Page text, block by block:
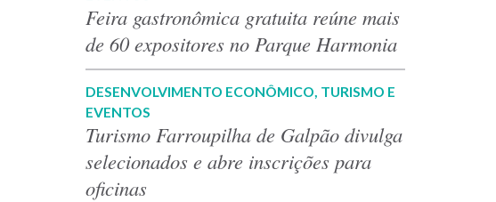
Feira gastronômica gratuita reúne mais
de 60 expositores no Parque Harmonia
DESENVOLVIMENTO ECONÔMICO, TURISMO E
EVENTOS
Turismo Farroupilha de Galpão divulga
selecionados e abre inscrições para
oficinas